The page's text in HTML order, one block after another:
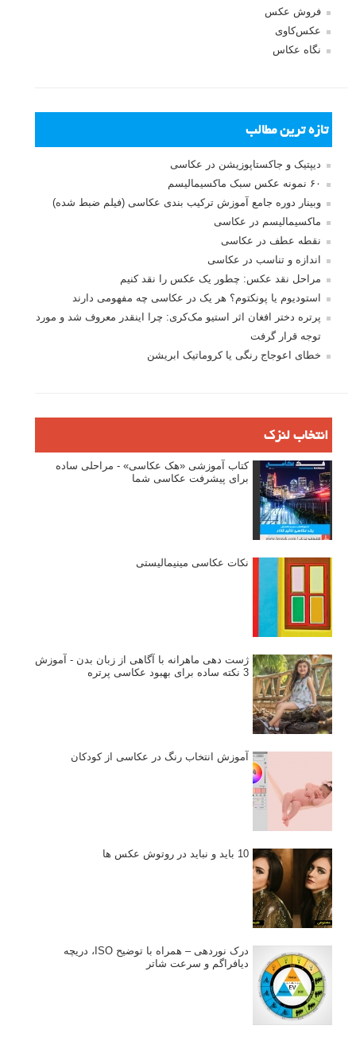
فروش عکس
عکس‌کاوی
نگاه عکاس
تازه ترین مطالب
دیپتیک و جاکستا‌پوزیشن در عکاسی
۶۰ نمونه عکس سبک ماکسیمالیسم
وبینار دوره جامع آموزش ترکیب بندی عکاسی (فیلم ضبط شده)
ماکسیمالیسم در عکاسی
نقطه عطف در عکاسی
اندازه و تناسب در عکاسی
مراحل نقد عکس: چطور یک عکس را نقد کنیم
استودیوم یا پونکتوم؟ هر یک در عکاسی چه مفهومی دارند
پرتره دختر افغان اثر استیو مک‌کری: چرا اینقدر معروف شد و مورد
توجه قرار گرفت
خطای اعوجاج رنگی یا کروماتیک ابریشن
انتخاب لنزک
کتاب آموزشی «هک عکاسی» - مراحلی ساده
برای پیشرفت عکاسی شما
نکات عکاسی مینیمالیستی
ژست دهی ماهرانه با آگاهی از زبان بدن - آموزش
3 نکته ساده برای بهبود عکاسی پرتره
آموزش انتخاب رنگ در عکاسی از کودکان
10 باید و نباید در روتوش عکس ها
درک نوردهی – همراه با توضیح ISO، دریچه
دیافراگم و سرعت شاتر